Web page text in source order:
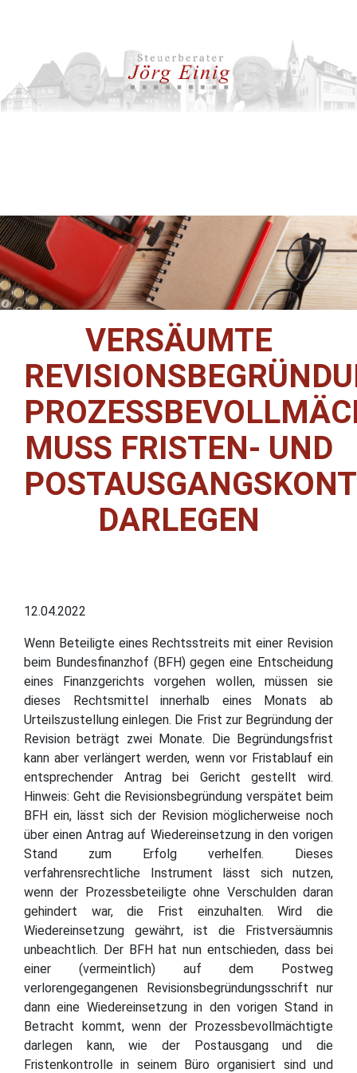
VERSÄUMTE
MUSS FRISTEN- UND
DARLEGEN
12.04.2022
Wenn Beteiligte eines Rechtsstreits mit einer Revision
beim Bundesfinanzhof (BFH) gegen eine Entscheidung
eines Finanzgerichts vorgehen wollen, müssen sie
dieses Rechtsmittel innerhalb eines Monats ab
Urteilszustellung einlegen. Die Frist zur Begründung der
Revision beträgt zwei Monate. Die Begründungsfrist
kann aber verlängert werden, wenn vor Fristablauf ein
entsprechender Antrag bei Gericht gestellt wird.
Hinweis: Geht die Revisionsbegründung verspätet beim
BFH ein, lässt sich der Revision möglicherweise noch
über einen Antrag auf Wiedereinsetzung in den vorigen
Stand zum Erfolg verhelfen. Dieses
verfahrensrechtliche Instrument lässt sich nutzen,
wenn der Prozessbeteiligte ohne Verschulden daran
gehindert war, die Frist einzuhalten. Wird die
Wiedereinsetzung gewährt, ist die Fristversäumnis
unbeachtlich. Der BFH hat nun entschieden, dass bei
einer (vermeintlich) auf dem Postweg
verlorengegangenen Revisionsbegründungsschrift nur
dann eine Wiedereinsetzung in den vorigen Stand in
Betracht kommt, wenn der Prozessbevollmächtigte
darlegen kann, wie der Postausgang und die
Fristenkontrolle in seinem Büro organisiert sind und